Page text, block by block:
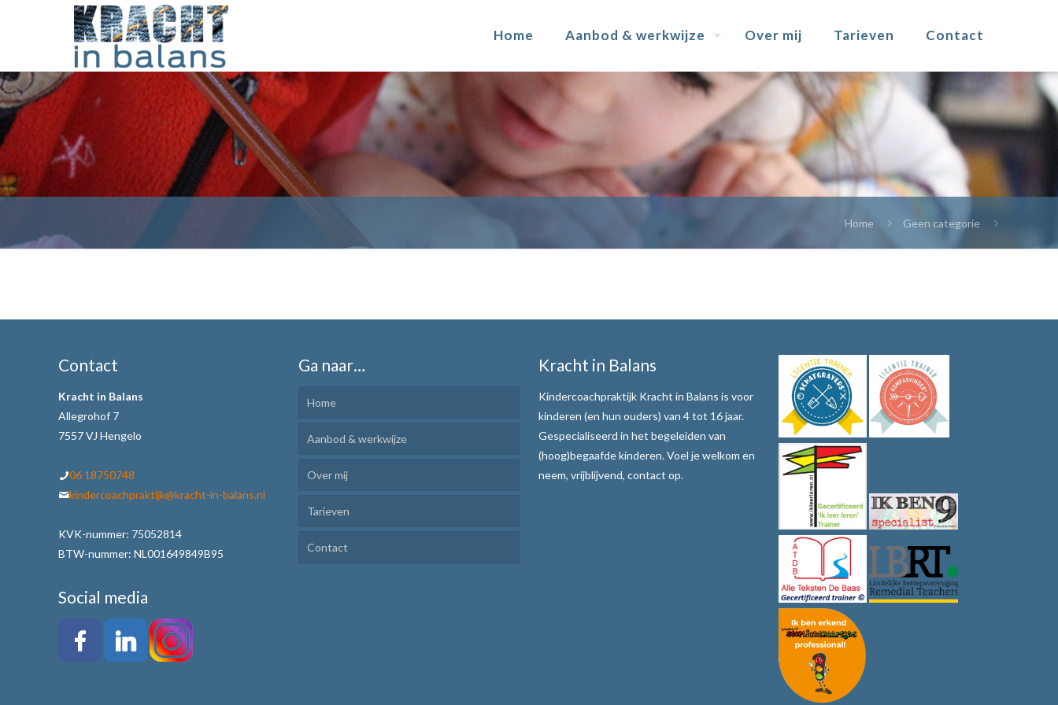
Home Aanbod & werkwijze Over mij Tarieven Contact
Home Geen categorie
Contact
Kracht in Balans
Allegrohof 7
7557 VJ Hengelo
06 18750748
kindercoachpraktijk@kracht-in-balans.nl
KVK-nummer: 75052814
BTW-nummer: NL001649849B95
Social media
Ga naar…
Home
Aanbod & werkwijze
Kindercoaching
Ik Leer Leren
Plannen en uitvoeren
Over mij
Tarieven
Contact
Kracht in Balans
Kindercoachpraktijk Kracht in Balans is voor
kinderen (en hun ouders) van 4 tot 16 jaar.
Gespecialiseerd in het begeleiden van
(hoog)begaafde kinderen. Voel je welkom en
neem, vrijblijvend, contact op.